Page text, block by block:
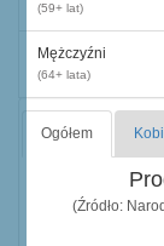
(59+ lat)
Mężczyźni
(64+ lata)
Ogółem
(Źródło: